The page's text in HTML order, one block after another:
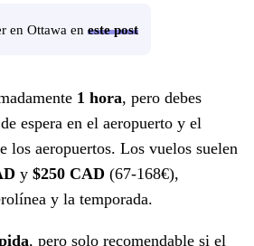
en Ottawa en este post
1 hora, pero debes
espera en el aeropuerto y el
los aeropuertos. Los vuelos suelen
y $250 CAD (67-168€),
y la temporada.
, pero solo recomendable si el